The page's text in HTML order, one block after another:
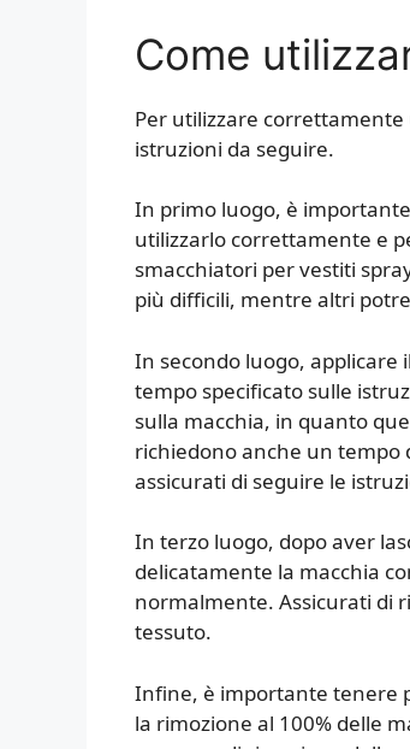
Come
Per utilizzare correttamente
istruzioni da seguire.
In primo luogo, è
utilizzarlo correttamente e
smacchiatori per vestiti
più difficili, mentre altri
In secondo luogo, applicare
tempo specificato sulle
sulla macchia, in quanto
richiedono anche un
assicurati di seguire le
In terzo luogo, dopo aver
delicatamente la macchia
normalmente. Assicurati di
tessuto.
Infine, è importante tenere
la rimozione al 100% delle